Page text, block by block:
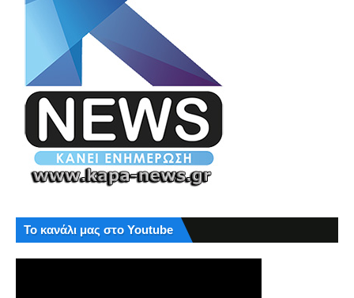
Το κανάλι μας στο Youtube